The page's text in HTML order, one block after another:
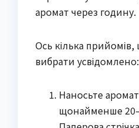
аромат через годину.
Ось кілька
вибрати усвідомлено:
Наносьте
щонайменше